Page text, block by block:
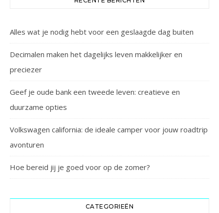
Alles wat je nodig hebt voor een geslaagde dag buiten
Decimalen maken het dagelijks leven makkelijker en
preciezer
Geef je oude bank een tweede leven: creatieve en
duurzame opties
Volkswagen california: de ideale camper voor jouw roadtrip
avonturen
Hoe bereid jij je goed voor op de zomer?
CATEGORIEËN